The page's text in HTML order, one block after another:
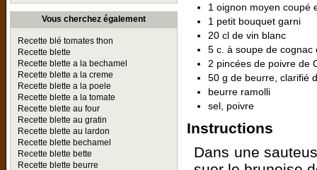
Vous cherchez également
Recette blé tomates thon
Recette blette
Recette blette a la bechamel
Recette blette a la creme
Recette blette a la poele
Recette blette a la tomate
Recette blette au four
Recette blette au gratin
Recette blette au lardon
Recette blette bechamel
Recette blette bette
Recette blette beurre
1 oignon moyen coupé
1 petit bouquet garni
20 cl de vin blanc
5 c. à soupe de cognac
2 pincées de poivre de
50 g de beurre, clarifié
beurre ramolli
sel, poivre
Instructions
Dans une